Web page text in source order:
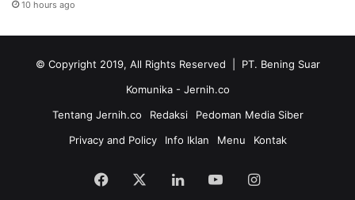
10 hours ago
© Copyright 2019, All Rights Reserved | PT. Bening Suar
Komunika - Jernih.co
Tentang Jernih.co
Redaksi
Pedoman Media Siber
Privacy and Policy
Info Iklan Menu Kontak
Facebook LinkedInYouTubeInstagram